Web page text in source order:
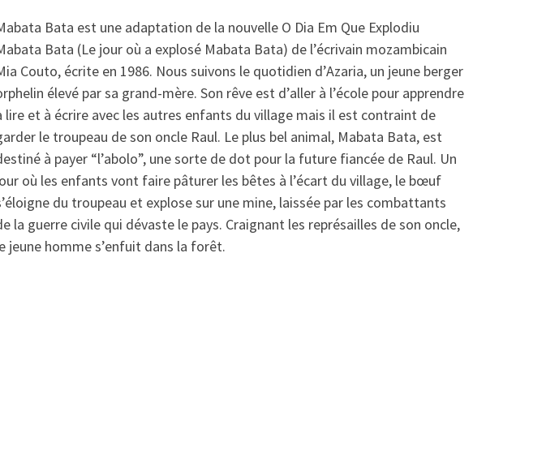
Bata est une adaptation de la nouvelle O Dia Em Que Explodiu
Bata (Le jour où a explosé Mabata Bata) de l’écrivain mozambicain
Couto, écrite en 1986. Nous suivons le quotidien d’Azaria, un jeune berger
élevé par sa grand-mère. Son rêve est d’aller à l’école pour apprendre
lire et à écrire avec les autres enfants du village mais il est contraint de
le troupeau de son oncle Raul. Le plus bel animal, Mabata Bata, est
à payer “l’abolo”, une sorte de dot pour la future fiancée de Raul. Un
où les enfants vont faire pâturer les bêtes à l’écart du village, le bœuf
du troupeau et explose sur une mine, laissée par les combattants
la guerre civile qui dévaste le pays. Craignant les représailles de son oncle,
jeune homme s’enfuit dans la forêt.